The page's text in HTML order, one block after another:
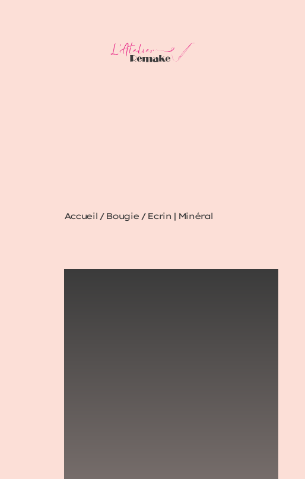
Accueil/ Bougie/ Ecrin | Minéral